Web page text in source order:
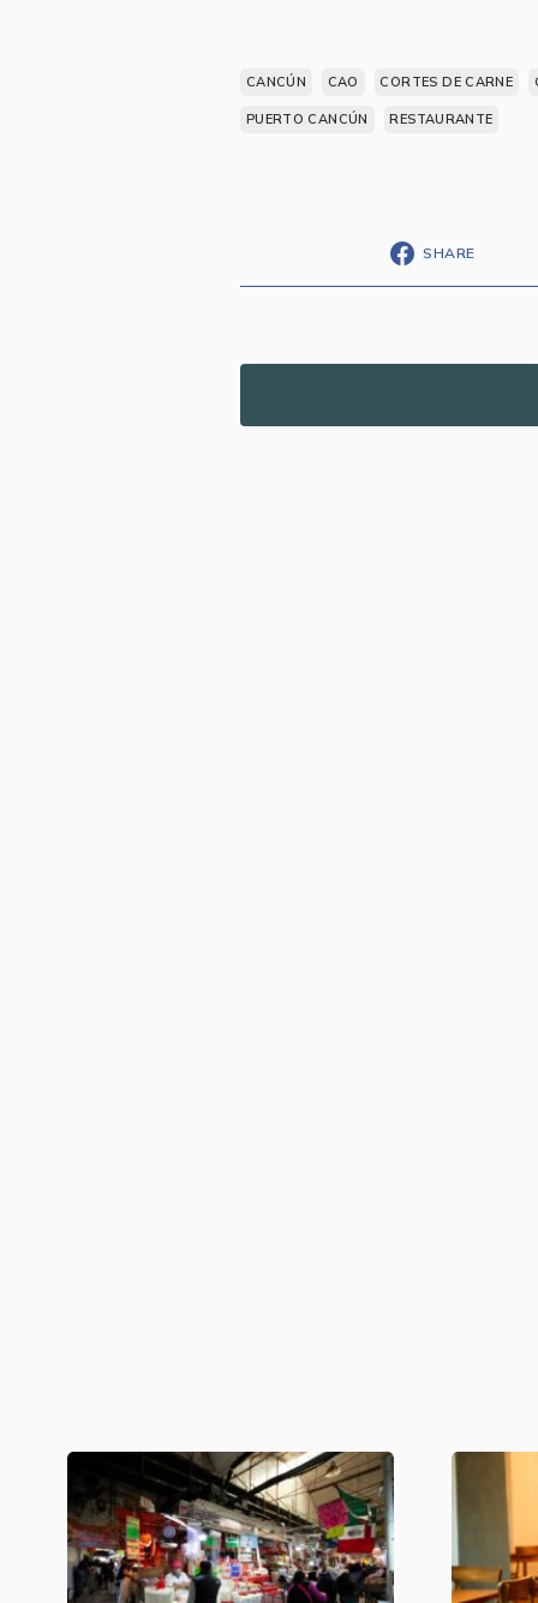
CANCÚN CAO CORTES DE CARNE
PUERTO CANCÚN RESTAURANTE
SHARE